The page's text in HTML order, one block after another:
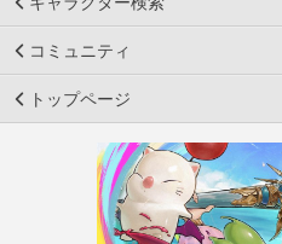
コミュニティ
トップページ